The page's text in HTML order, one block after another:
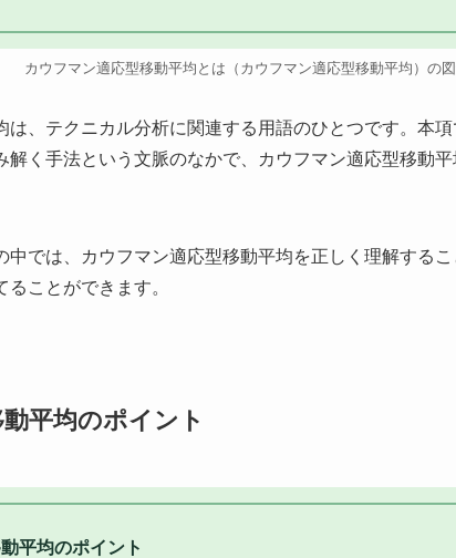
カウフマン適応型移動平均とは（カウフマン適応型移動平均）の
は、テクニカル分析に関連する用語のひとつです。本
解く手法という文脈のなかで、カウフマン適応型移動
中では、カウフマン適応型移動平均を正しく理解する
ことができます。
平均のポイント
平均のポイント